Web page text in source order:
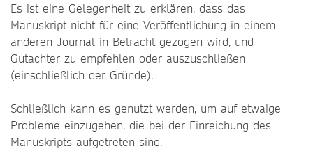
Es ist eine Gelegenheit zu erklären, dass das
Manuskript nicht für eine Veröffentlichung in einem
anderen Journal in Betracht gezogen wird, und
Gutachter zu empfehlen oder auszuschließen
(einschließlich der Gründe).
Schließlich kann es genutzt werden, um auf etwaige
Probleme einzugehen, die bei der Einreichung des
Manuskripts aufgetreten sind.